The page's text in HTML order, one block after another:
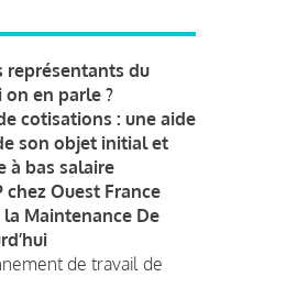
représentants du
on en parle ?
cotisations : une aide
son objet initial et
à bas salaire
chez Ouest France
la Maintenance De
de travail de